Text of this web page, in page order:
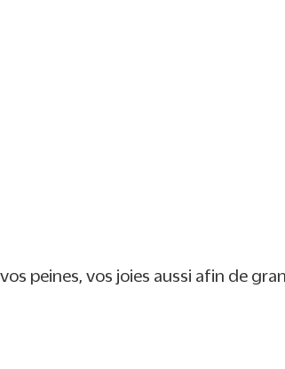
nos 24
peines, vos joies aussi afin de